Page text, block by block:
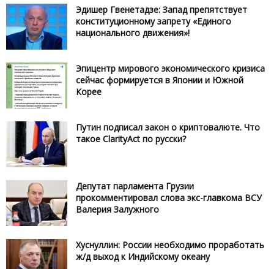
Эдишер Гвенетадзе: Запад препятствует
конституционному запрету «Единого
национального движения»!
Эпицентр мирового экономического кризиса
сейчас формируется в Японии и Южной
Корее
Путин подписал закон о криптовалюте. Что
такое ClarityAct по русски?
Депутат парламента Грузии
прокомментировал слова экс-главкома ВСУ
Валерия Залужного
Хуснуллин: России необходимо проработать
ж/д выход к Индийскому океану